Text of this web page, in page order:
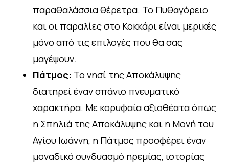
παραθαλάσσια θέρετρα. Το Πυθαγόρειο
και οι παραλίες στο Κοκκάρι είναι μερικές
μόνο από τις επιλογές που θα σας
μαγέψουν.
Πάτμος: Το νησί της Αποκάλυψης
διατηρεί έναν σπάνιο πνευματικό
χαρακτήρα. Με κορυφαία αξιοθέατα όπως
η Σπηλιά της Αποκάλυψης και η Μονή του
Αγίου Ιωάννη, η Πάτμος προσφέρει έναν
μοναδικό συνδυασμό ηρεμίας, ιστορίας